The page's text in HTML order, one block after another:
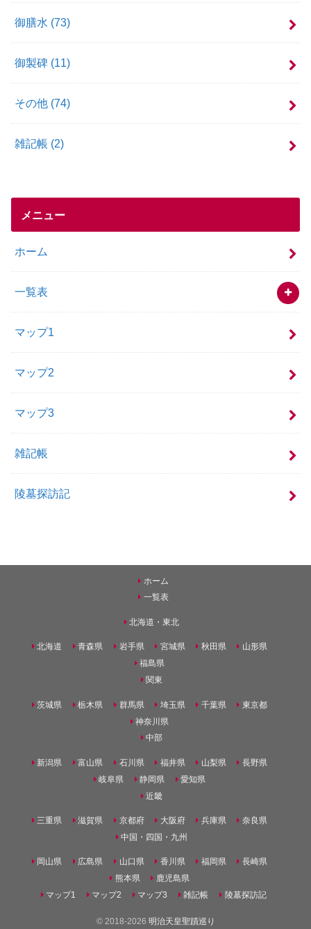
御膳水 (73)
御製碑 (11)
その他 (74)
雑記帳 (2)
メニュー
ホーム
一覧表
マップ1
マップ2
マップ3
雑記帳
陵墓探訪記
ホーム
一覧表
北海道・東北
北海道 青森県 岩手県 宮城県 秋田県
山形県
福島県
関東
茨城県 栃木県 群馬県 埼玉県 千葉県
東京都
神奈川県
中部
新潟県 富山県 石川県 福井県 山梨県
長野県
岐阜県
静岡県
愛知県
近畿
三重県 滋賀県 京都府 大阪府 兵庫県
奈良県
中国・四国・九州
岡山県 広島県 山口県 香川県 福岡県
長崎県
熊本県
鹿児島県
マップ1
マップ2 マップ3 雑記帳 陵墓探訪記
© 2018-2026 明治天皇聖蹟巡り